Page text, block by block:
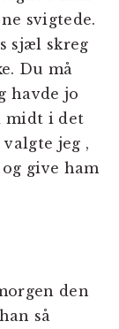
svigtede.
sjæl skreg
Du må
havde jo
midt i det
jeg ,
give ham
den
så